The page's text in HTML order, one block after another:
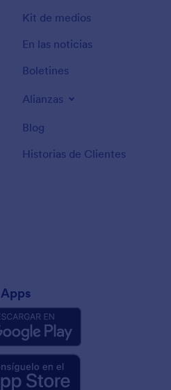
Kit de medios
En las noticias
Boletines
Alianzas
Blog
Historias de Clientes
Apps